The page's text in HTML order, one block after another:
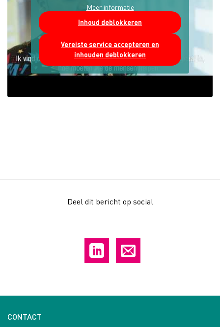
Meer informatie
Inhoud deblokkeren
Vereiste service accepteren en
inhouden deblokkeren
Deel dit bericht op social
CONTACT